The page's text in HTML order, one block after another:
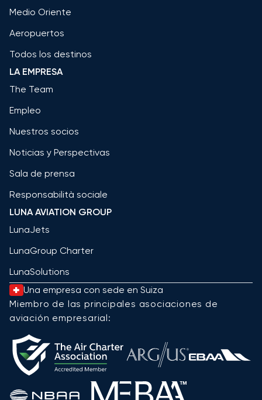
Medio Oriente
Aeropuertos
Todos los destinos
LA EMPRESA
The Team
Empleo
Nuestros socios
Noticias y Perspectivas
Sala de prensa
Responsabilità sociale
LUNA AVIATION GROUP
LunaJets
LunaGroup Charter
LunaSolutions
Una empresa con sede en Suiza
Miembro de las principales asociaciones de
aviación empresarial: